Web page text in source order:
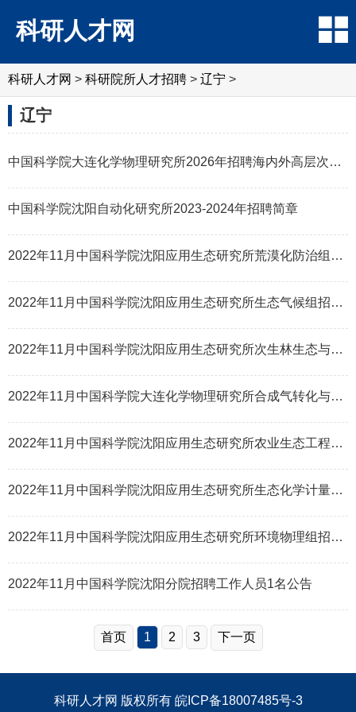
科研人才网
科研人才网 > 科研院所人才招聘 > 辽宁 >
辽宁
中国科学院大连化学物理研究所2026年招聘海内外高层次人才
中国科学院沈阳自动化研究所2023-2024年招聘简章
2022年11月中国科学院沈阳应用生态研究所荒漠化防治组招聘科研助理1名启事
2022年11月中国科学院沈阳应用生态研究所生态气候组招聘事业编制人员、特别研究助理启事
2022年11月中国科学院沈阳应用生态研究所次生林生态与经营组招聘启事(事业编制人员、特别研究助理)
2022年11月中国科学院大连化学物理研究所合成气转化与精细化学品催化研究中心（DNL0805）招聘项目聘用人员
2022年11月中国科学院沈阳应用生态研究所农业生态工程组招聘科研助理1名启事
2022年11月中国科学院沈阳应用生态研究所生态化学计量学组招聘工作人员3名启事（事业编制人员）
2022年11月中国科学院沈阳应用生态研究所环境物理组招聘特别研究助理1名启事
2022年11月中国科学院沈阳分院招聘工作人员1名公告
首页 1 2 3 下一页
科研人才网 版权所有 皖ICP备18007485号-3